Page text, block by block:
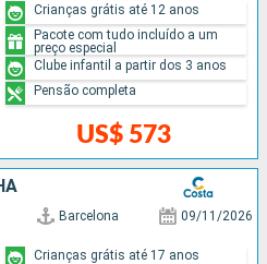
US$ 573
Crianças grátis até 12 anos
Pacote com tudo incluído a um
preço especial
Clube infantil a partir dos 3 anos
Pensão completa
Barcelona 09/11/2026
Crianças grátis até 17 anos